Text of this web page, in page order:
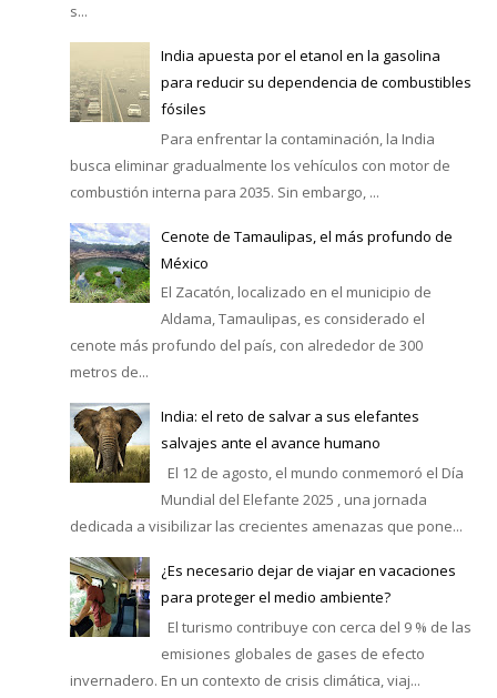
s...
India apuesta por el etanol en la gasolina
para reducir su dependencia de combustibles
fósiles
Para enfrentar la contaminación, la India
busca eliminar gradualmente los vehículos con motor de
combustión interna para 2035. Sin embargo, ...
Cenote de Tamaulipas, el más profundo de
México
El Zacatón, localizado en el municipio de
Aldama, Tamaulipas, es considerado el
cenote más profundo del país, con alrededor de 300
metros de...
India: el reto de salvar a sus elefantes
salvajes ante el avance humano
El 12 de agosto, el mundo conmemoró el Día
Mundial del Elefante 2025 , una jornada
dedicada a visibilizar las crecientes amenazas que pone...
¿Es necesario dejar de viajar en vacaciones
para proteger el medio ambiente?
El turismo contribuye con cerca del 9 % de las
emisiones globales de gases de efecto
invernadero. En un contexto de crisis climática, viaj...